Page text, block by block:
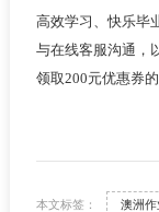
高效学习、快乐毕
与在线客服沟通，
领取200元优惠券的
本文标签： 澳洲作